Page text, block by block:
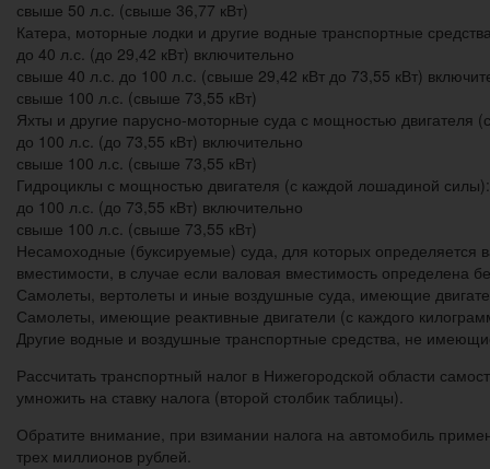
свыше 50 л.с. (свыше 36,77 кВт)
Катера, моторные лодки и другие водные транспортные
до 40 л.с. (до 29,42 кВт) включительно
свыше 40 л.с. до 100 л.с. (свыше 29,42 кВт до 73,55 кВт)
свыше 100 л.с. (свыше 73,55 кВт)
Яхты и другие парусно-моторные суда с мощностью двигателя
до 100 л.с. (до 73,55 кВт) включительно
свыше 100 л.с. (свыше 73,55 кВт)
Гидроциклы с мощностью двигателя (с каждой лошадиной силы):
до 100 л.с. (до 73,55 кВт) включительно
свыше 100 л.с. (свыше 73,55 кВт)
Несамоходные (буксируемые) суда, для которых определяется
вместимости, в случае если валовая вместимость определена
Самолеты, вертолеты и иные воздушные суда, имеющие
Самолеты, имеющие реактивные двигатели (с каждого
Другие водные и воздушные транспортные средства, не
Рассчитать транспортный налог в Нижегородской области
умножить на ставку налога (второй столбик таблицы).
Обратите внимание, при взимании налога на автомобиль
трех миллионов рублей.